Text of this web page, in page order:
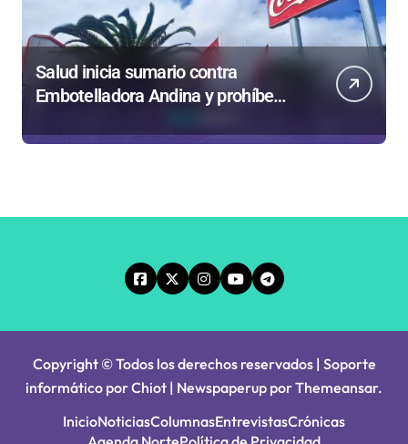
Salud inicia sumario contra
Embotelladora Andina y prohíbe
laborales
Copyright © Todos los derechos reservados | Soporte
informático por Chiot | Newspaperup porThemeansar.
InicioNoticiasColumnasEntrevistasCrónicas